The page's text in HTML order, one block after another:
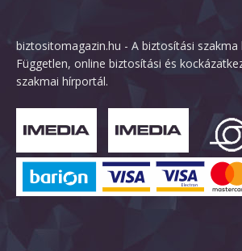
biztositomagazin.hu - A biztosítási szakma
Független, online biztosítási és
szakmai hírportál.